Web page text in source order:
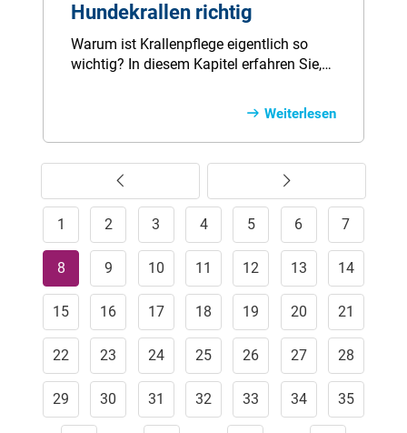
Hundekrallen richtig
Warum ist Krallenpflege eigentlich so
wichtig? In diesem Kapitel erfahren Sie,
deinen Hund haben können – und warum
regelmäßiges Kürzen mehr ist als nur
Kosmetik. Ungepflegte Krallen können
Schmerzen verursachen, die
Beweglichkeit einschränken und
langfristig sogar zu Fehlstellungen
führen. Wer frühzeitig auf die richtige
Pflege achtet, schützt die Gesundheit und
das Wohlbefinden seines Hundes
nachhaltig.
Weiterlesen
1 2 3 4 5 6 7
8 9 10 11 12 13 14
15 16 17 18 19 20 21
22 23 24 25 26 27 28
29 30 31 32 33 34 35